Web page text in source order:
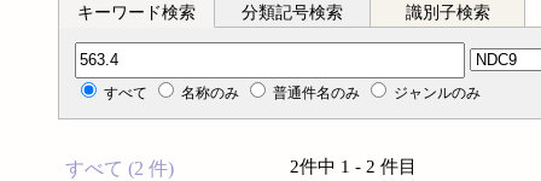
キーワード検索 分類記号検索 識別子検索
分類記号検索
すべて 名称のみ 普通件名のみ ジャンルのみ
すべて (2 件)
2件中 1 - 2 件目